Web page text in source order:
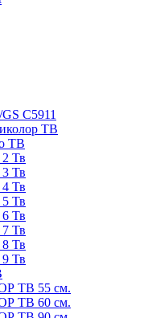
C5911
ТВ
ТВ
Тв
Тв
Тв
Тв
Тв
Тв
Тв
Тв
ТВ 55 см.
ТВ 60 см.